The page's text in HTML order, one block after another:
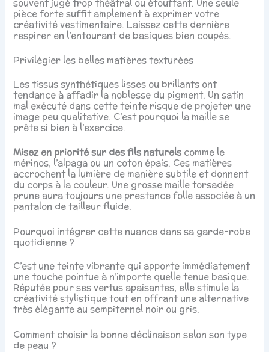
pièce forte suffit amplement à exprimer votre
créativité vestimentaire. Laissez cette dernière
respirer en l’entourant de basiques bien coupés.
Privilégier les belles matières texturées
Les tissus synthétiques lisses ou brillants ont
tendance à affadir la noblesse du pigment. Un satin
mal exécuté dans cette teinte risque de projeter une
image peu qualitative. C’est pourquoi la maille se
prête si bien à l’exercice.
Misez en priorité sur des fils naturels comme le
mérinos, l’alpaga ou un coton épais. Ces matières
accrochent la lumière de manière subtile et donnent
du corps à la couleur. Une grosse maille torsadée
prune aura toujours une prestance folle associée à un
pantalon de tailleur fluide.
Pourquoi intégrer cette nuance dans sa garde-robe
quotidienne ?
C’est une teinte vibrante qui apporte immédiatement
une touche pointue à n’importe quelle tenue basique.
Réputée pour ses vertus apaisantes, elle stimule la
créativité stylistique tout en offrant une alternative
très élégante au sempiternel noir ou gris.
Comment choisir la bonne déclinaison selon son type
de peau ?